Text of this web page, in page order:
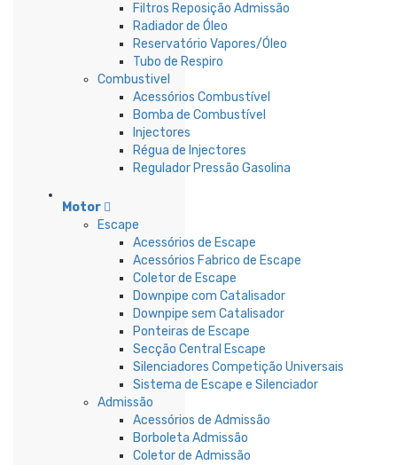
Filtros Reposição Admissão
Radiador de Óleo
Reservatório Vapores/Óleo
Tubo de Respiro
Combustivel
Acessórios Combustível
Bomba de Combustível
Injectores
Régua de Injectores
Regulador Pressão Gasolina
Motor
Escape
Acessórios de Escape
Acessórios Fabrico de Escape
Coletor de Escape
Downpipe com Catalisador
Downpipe sem Catalisador
Ponteiras de Escape
Secção Central Escape
Silenciadores Competição Universais
Sistema de Escape e Silenciador
Admissão
Acessórios de Admissão
Borboleta Admissão
Coletor de Admissão